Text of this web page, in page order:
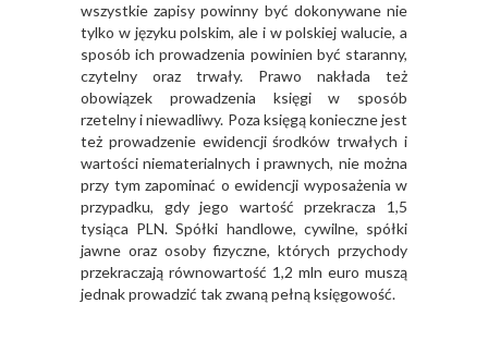
wszystkie zapisy powinny być dokonywane nie
tylko w języku polskim, ale i w polskiej walucie, a
sposób ich prowadzenia powinien być staranny,
czytelny oraz trwały. Prawo nakłada też
obowiązek prowadzenia księgi w sposób
rzetelny i niewadliwy. Poza księgą konieczne jest
też prowadzenie ewidencji środków trwałych i
wartości niematerialnych i prawnych, nie można
przy tym zapominać o ewidencji wyposażenia w
przypadku, gdy jego wartość przekracza 1,5
tysiąca PLN. Spółki handlowe, cywilne, spółki
jawne oraz osoby fizyczne, których przychody
przekraczają równowartość 1,2 mln euro muszą
jednak prowadzić tak zwaną pełną księgowość.